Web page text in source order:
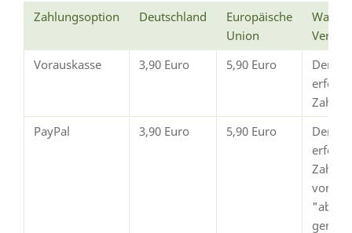
Zahlungsoption Deutschland
Europäische
Union
Wann
Vorauskasse
3,90 Euro 5,90 Euro
Der
erfolgt
PayPal
3,90 Euro 5,90 Euro
Der
von